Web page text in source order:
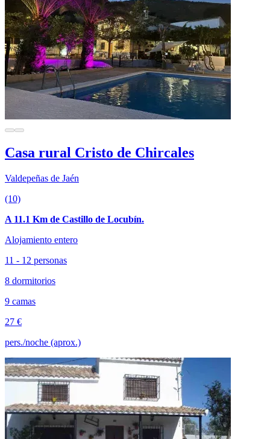
Casa rural Cristo de Chircales
Valdepeñas de Jaén
(10)
A 11.1 Km de Castillo de Locubín.
Alojamiento entero
11 - 12 personas
8 dormitorios
9 camas
27 €
pers./noche (aprox.)